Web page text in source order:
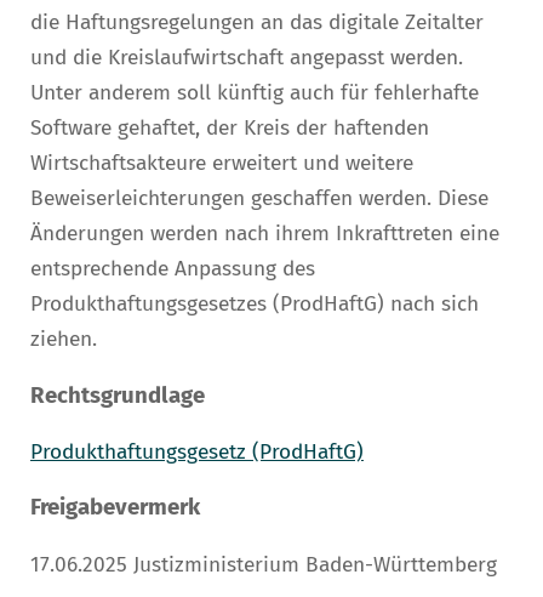
die Haftungsregelungen an das digitale Zeitalter
und die Kreislaufwirtschaft angepasst werden.
Unter anderem soll künftig auch für fehlerhafte
Software gehaftet, der Kreis der haftenden
Wirtschaftsakteure erweitert und weitere
Beweiserleichterungen geschaffen werden. Diese
Änderungen werden nach ihrem Inkrafttreten eine
entsprechende Anpassung des
Produkthaftungsgesetzes (ProdHaftG) nach sich
ziehen.
Rechtsgrundlage
Produkthaftungsgesetz (ProdHaftG)
Freigabevermerk
17.06.2025 Justizministerium Baden-Württemberg